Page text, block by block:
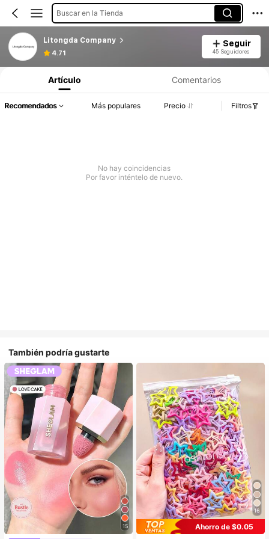
Buscar en la Tienda
Litongda Company
4.71
Seguir
45 Seguidores
Artículo Comentarios
Recomendados Más populares Precio Filtros
No hay coincidencias
Por favor inténtelo de nuevo.
También podría gustarte
15
16
Ahorro de $0.05